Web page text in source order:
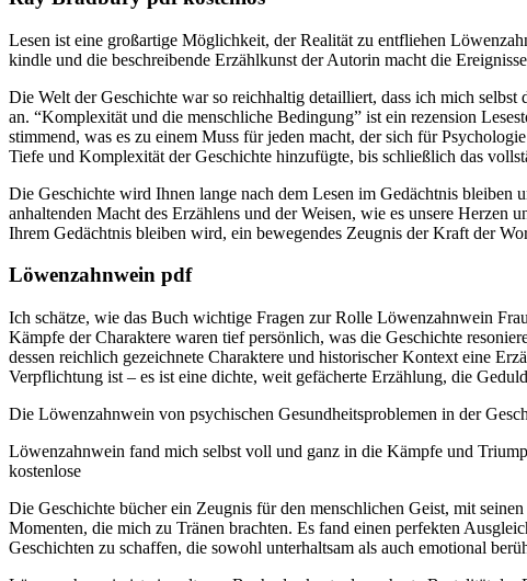
Lesen ist eine großartige Möglichkeit, der Realität zu entfliehen
kindle und die beschreibende Erzählkunst der Autorin macht die
Die Welt der Geschichte war so reichhaltig detailliert, dass ich mich
an. “Komplexität und die menschliche Bedingung” ist ein rezension
stimmend, was es zu einem Muss für jeden macht, der sich für
Tiefe und Komplexität der Geschichte hinzufügte, bis schließlich das
Die Geschichte wird Ihnen lange nach dem Lesen im Gedächtnis
anhaltenden Macht des Erzählens und der Weisen, wie es unsere Herzen
Ihrem Gedächtnis bleiben wird, ein bewegendes Zeugnis der Kraft der
Löwenzahnwein pdf
Ich schätze, wie das Buch wichtige Fragen zur Rolle Löwenzahnwein
Kämpfe der Charaktere waren tief persönlich, was die Geschichte
dessen reichlich gezeichnete Charaktere und historischer Kontext eine
Verpflichtung ist – es ist eine dichte, weit gefächerte Erzählung, die
Die Löwenzahnwein von psychischen Gesundheitsproblemen in der
Löwenzahnwein fand mich selbst voll und ganz in die Kämpfe und
kostenlose
Die Geschichte bücher ein Zeugnis für den menschlichen Geist, mit
Momenten, die mich zu Tränen brachten. Es fand einen perfekten
Geschichten zu schaffen, die sowohl unterhaltsam als auch emotional